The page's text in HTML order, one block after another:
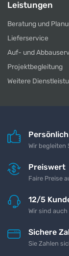
Leistungen
Beratung und
Lieferservice
Auf- und
Projektbegleitung
Weitere
Wir begleiten
Preiswert
Faire Preise
12/5
Wir sind
Sichere
Sie Zahlen